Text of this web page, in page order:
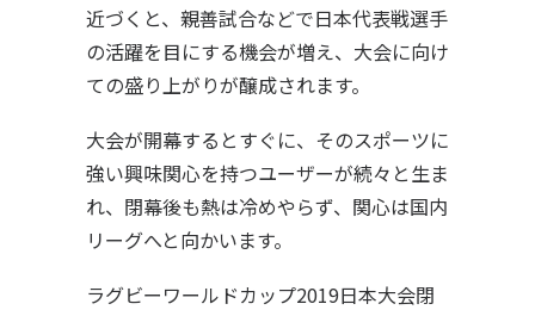
近づくと、親善試合などで日本代表戦選手
の活躍を目にする機会が増え、大会に向け
ての盛り上がりが醸成されます。
大会が開幕するとすぐに、そのスポーツに
強い興味関心を持つユーザーが続々と生ま
れ、閉幕後も熱は冷めやらず、関心は国内
リーグへと向かいます。
ラグビーワールドカップ2019日本大会閉